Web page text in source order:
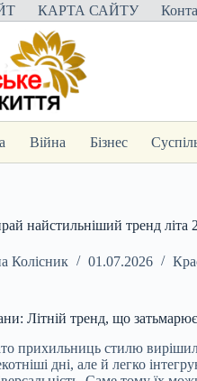
КАРТА САЙТУ
Війна Бізнес
найстильніший тренд літа
Колісник 01.07.2026
Літній тренд, що
прихильниць стилю
дні, але й легко